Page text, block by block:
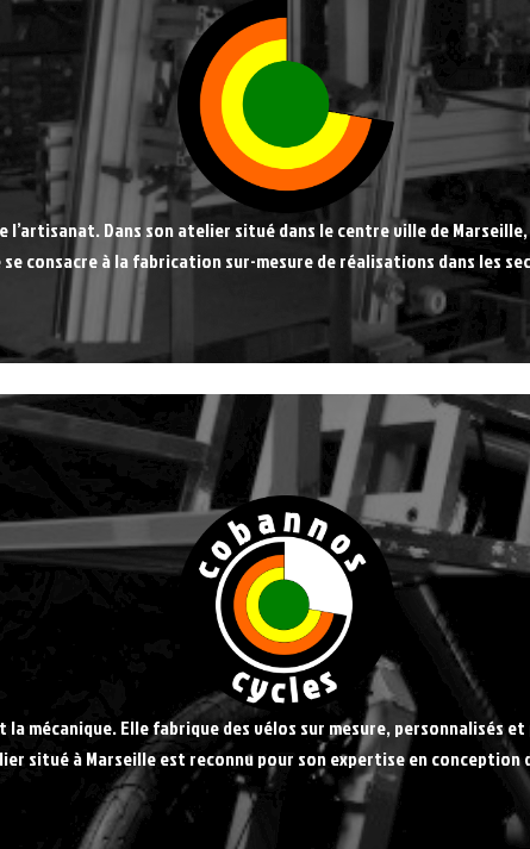
Dans son atelier situé dans le centre ville de
consacre à la fabrication sur-mesure de réalisations dans les
mécanique. Elle fabrique des vélos sur mesure, personnalisés
situé à Marseille est reconnu pour son expertise en